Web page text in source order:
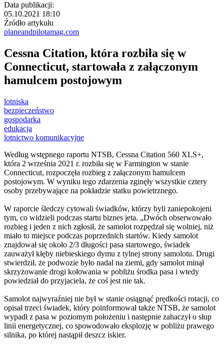
Data publikacji:
05.10.2021 18:10
Źródło artykułu
planeandpilotamag.com
Cessna Citation, która rozbiła się w
Connecticut, startowała z załączonym
hamulcem postojowym
lotniska
bezpieczeństwo
gospodarka
edukacja
lotnictwo komunikacyjne
Według wstępnego raportu NTSB, Cessna Citation 560 XLS+,
która 2 września 2021 r. rozbiła się w Farmington w stanie
Connecticut, rozpoczęła rozbieg z załączonym hamulcem
postojowym. W wyniku tego zdarzenia zginęły wszystkie cztery
osoby przebywające na pokładzie statku powietrznego.
W raporcie śledczy cytowali świadków, którzy byli zaniepokojeni
tym, co widzieli podczas startu biznes jeta. „Dwóch obserwowało
rozbieg i jeden z nich zgłosił, że samolot rozpędzał się wolniej, niż
miało to miejsce podczas poprzednich startów. Kiedy samolot
znajdował się około 2/3 długości pasa startowego, świadek
zauważył kłęby niebieskiego dymu z tylnej strony samolotu. Drugi
stwierdził, że podwozie było nadal na ziemi, gdy samolot minął
skrzyżowanie drogi kołowania w pobliżu środka pasa i wtedy
powiedział do przyjaciela, że coś jest nie tak.
Samolot najwyraźniej nie był w stanie osiągnąć prędkości rotacji, co
opisał trzeci świadek, który poinformował także NTSB, że samolot
wypadł z pasa w poziomym położeniu i następnie zahaczył o słup
linii energetycznej, co spowodowało eksplozję w pobliżu prawego
silnika, po której nastąpił deszcz iskier.